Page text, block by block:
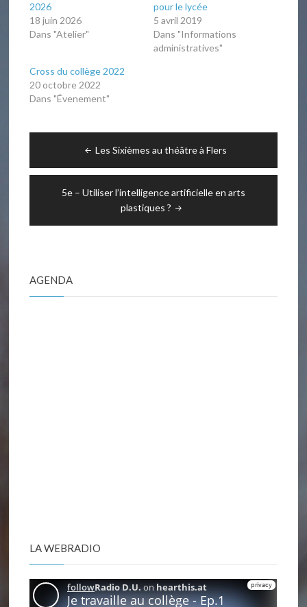
2026
18 juin 2026
Dans "Atelier"
pour le lycée
5 avril 2019
Dans "Informations
administratives"
Cross du collège 2022
20 octobre 2022
Dans "Évenement"
l’article
Les Sixièmes au théâtre à Flers
5e – Utiliser l’intelligence artificielle en arts
plastiques ?
AGENDA
LA WEBRADIO